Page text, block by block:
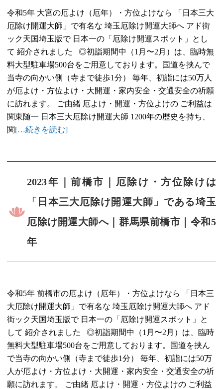
令和5年 大宮の厄よけ（厄年）・方位よけなら 「日本三大
厄除け開運大師」で有名な 埼玉厄除け開運大師へ アド街
ック天国埼玉版で 日本一の「厄除け開運スポット」とし
て 紹介されました ◎初詣期間中（1月〜2月）は、臨時無
料大型駐車場500台をご用意しております。国道を挟んで
当寺の向かい側（寺まで徒歩1分） 毎年、初詣には50万人
が厄よけ・方位よけ・大開運・家内安全・交通安全の祈願
に訪れます。 ご由緒 厄よけ・開運・方位よけの ご利益は
関東随一 日本三大厄除け開運大師 1200年の歴史を持ち、
関[…続きを読む]
2023年｜前橋市｜厄除け・方位除けは
「日本三大厄除け開運大師」である埼玉
厄除け開運大師へ｜群馬県前橋市｜令和5
年
令和5年 前橋市の厄よけ（厄年）・方位よけなら 「日本三
大厄除け開運大師」で有名な 埼玉厄除け開運大師へ アド
街ック天国埼玉版で 日本一の「厄除け開運スポット」と
して 紹介されました ◎初詣期間中（1月〜2月）は、臨時
無料大型駐車場500台をご用意しております。国道を挟ん
で当寺の向かい側（寺まで徒歩1分） 毎年、初詣には50万
人が厄よけ・方位よけ・大開運・家内安全・交通安全の祈
願に訪れます。 ご由緒 厄よけ・開運・方位よけの ご利益